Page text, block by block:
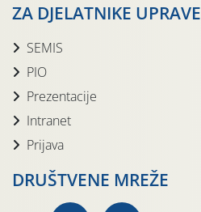
ZA DJELATNIKE UPRAVE
SEMIS
PIO
Prezentacije
Intranet
Prijava
DRUŠTVENE MREŽE